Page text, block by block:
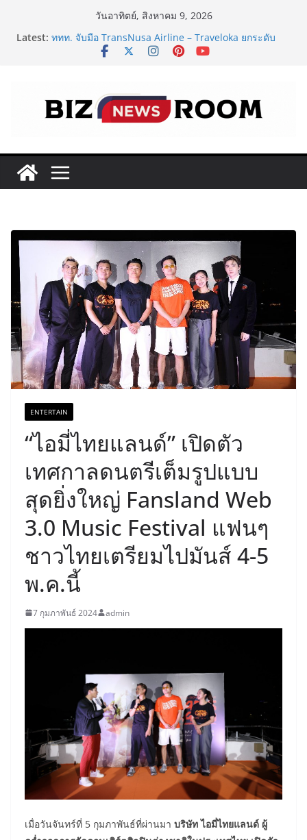
วันอาทิตย์, สิงหาคม 9, 2026
Latest: ททท. จับมือ TransNusa Airline – Traveloka ยกระดับ
การเชื่อมโยงไทย–อินโดนีเซีย ดันไทยสู่จุดหมายปลายทาง
ครั้งแรกของไทย! กกท.พลิกโฉมการชมเอเชียนเกมส์ ด้วย
แคมเปญ ‘#มากกว่ามหกรรมกีฬา ALL IN ASIAN GAMES’
Vitafoods Asia 2026 ตัวเร่งอุตสาหกรรมสารสกัดไทย ชู
‘RAKSAPHAN’ เปิดฉากคอลเลกชันระดับมาสเตอร์พีซคอล
เลกชันแรก รังสรรค์ “ผ้าลายน้ำไหล” สู่ชิ้นงานศิลปะสะสม
สุดลิมิเต็ด ถ่ายทอดภูมิปัญญาท้องถิ่นสู่สุนทรียภาพระดับ
Bank เชื่อมทุน–ความรู้ หนุนธุรกิจอาหารไทย
ENTERTAIN
“ไอมี่ไทยแลนด์” เปิดตัว
เทศกาลดนตรีเต็มรูปแบบ
สุดยิ่งใหญ่ Fansland Web
3.0 Music Festival แฟนๆ
ชาวไทยเตรียมไปมันส์ 4-5
พ.ค.นี้
7 กุมภาพันธ์ 2024 admin
เมื่อวันจันทร์ที่ 5 กุมภาพันธ์ที่ผ่านมา บริษัท ไอมี่ไทยแลนด์ ผู้